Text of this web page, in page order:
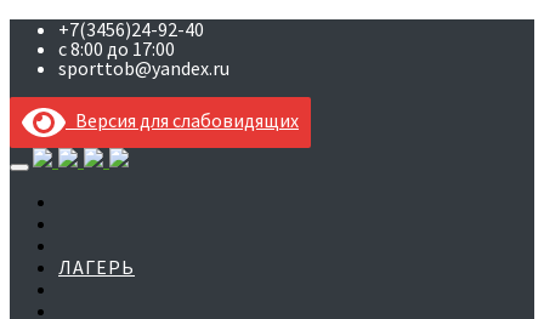
+7(3456)24-92-40
с 8:00 до 17:00
sporttob@yandex.ru
Версия для слабовидящих
Skip
to
content
ЛАГЕРЬ